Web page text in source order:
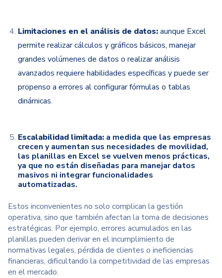
Limitaciones en el análisis de datos:aunque Excel
permite realizar cálculos y gráficos básicos, manejar
grandes volúmenes de datos o realizar análisis
avanzados requiere habilidades específicas y puede ser
propenso a errores al configurar fórmulas o tablas
dinámicas.
Escalabilidad limitada: a medida que las empresas
crecen y aumentan sus necesidades de movilidad,
las planillas en Excel se vuelven menos prácticas,
ya que no están diseñadas para manejar datos
masivos ni integrar funcionalidades
automatizadas.
Estos inconvenientes no solo complican la gestión
operativa, sino que también afectan la toma de decisiones
estratégicas. Por ejemplo, errores acumulados en las
planillas pueden derivar en el incumplimiento de
normativas legales, pérdida de clientes o ineficiencias
financieras, dificultando la competitividad de las empresas
en el mercado.